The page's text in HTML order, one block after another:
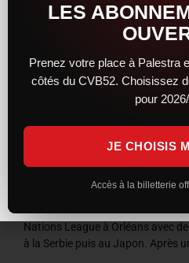
VNL 2026 : les Bleus
frustration à Orléans
Nations League à Orléans avec
à la Serbie puis au Japon. Après
LES
Prenez votre place à Palestra
côtés du CVB52. Choisissez
pour
JE CHOISIS
Accès à la billetterie